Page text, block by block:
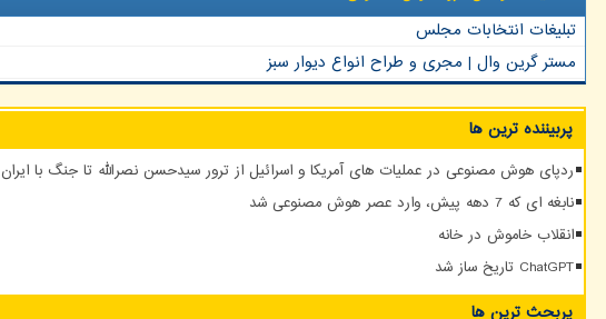
تبلیغات انتخابات مجلس
مستر گرین وال | مجری و طراح انواع دیوار سبز
پربیننده ترین ها
ردپای هوش مصنوعی در عملیات های آمریکا و اسرائیل از ترور سیدحسن نصرالله تا جنگ با ایران
نابغه ای که 7 دهه پیش، وارد عصر هوش مصنوعی شد
انقلاب خاموش در خانه
ChatGPT تاریخ ساز شد
پربحث ترین ها